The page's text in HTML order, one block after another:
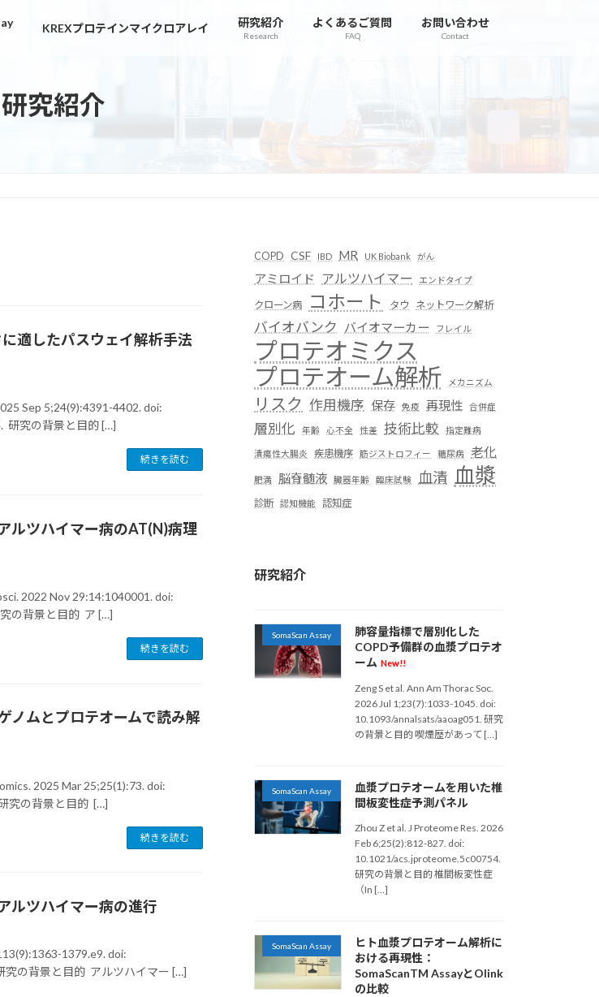
KREXプロテインマイクロアレイ 研究紹介
Research
よくあるご質問
FAQ
お問い合わせ
Contact
研究紹介
適したパスウェイ解析手法
Sep 5;24(9):4391-4402. doi:
研究の背景と目的 […]
続きを読む
ルツハイマー病のAT(N)病理
2022 Nov 29:14:1040001. doi:
の背景と目的 ア […]
続きを読む
ノムとプロテオームで読み解
2025 Mar 25;25(1):73. doi:
究の背景と目的 […]
続きを読む
ルツハイマー病の進行
1379.e9. doi:
究の背景と目的 アルツハイマー […]
COPD CSF IBD MR UK Biobank がん
アミロイド アルツハイマー エンドタイプ
クローン病 コホート タウ ネットワーク解析
バイオバンク バイオマーカー フレイル
プロテオミクス
プロテオーム解析
メカニズム
リスク 作用機序 保存 免疫 再現性 合併症
層別化 年齢 心不全 性差 技術比較 指定難病
潰瘍性大腸炎 疾患機序 筋ジストロフィー 糖尿病 老化
肥満 脳脊髄液 臓器年齢 臨床試験 血清 血漿
診断 認知機能 認知症
研究紹介
SomaScan Assay
肺容量指標で層別化した
COPD予備群の血漿プロテオ
ーム New!!
Zeng S et al. Ann Am Thorac Soc.
2026 Jul 1;23(7):1033-1045. doi:
10.1093/annalsats/aaoag051. 研究
の背景と目的 喫煙歴があって […]
SomaScan Assay
血漿プロテオームを用いた椎
間板変性症予測パネル
Zhou Z et al. J Proteome Res. 2026
Feb 6;25(2):812-827. doi:
10.1021/acs.jproteome.5c00754.
研究の背景と目的 椎間板変性症
（In […]
SomaScan Assay
ヒト血漿プロテオーム解析に
おける再現性：
SomaScanTM AssayとOlink
の比較